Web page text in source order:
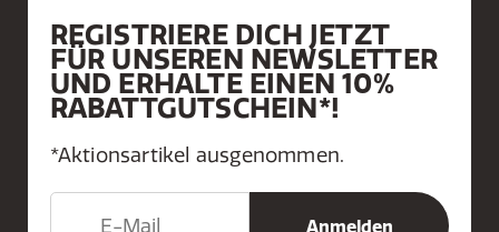
REGISTRIERE DICH JETZT
FÜR UNSEREN NEWSLETTER
UND ERHALTE EINEN 10%
RABATTGUTSCHEIN*!
*Aktionsartikel ausgenommen.